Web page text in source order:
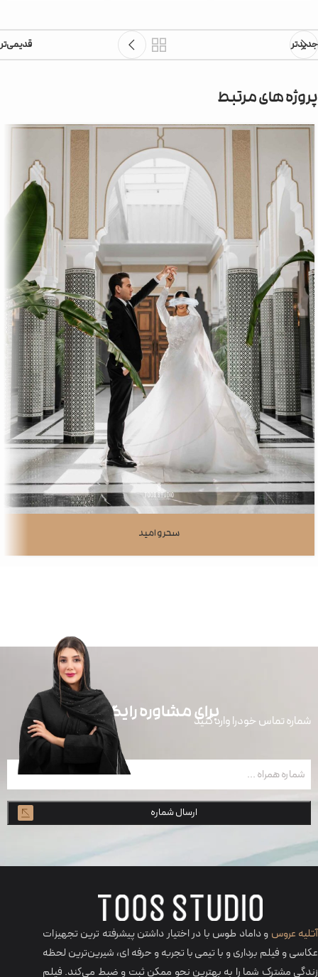
جدیدتر قدیمی‌تر
پروژه های مرتبط
سحر و امید
برای مشاوره رایگانشماره تماس خودرا وارد کنید
همراه
(ضروری)
آتلیه عروس و داماد طوس با در اختیار داشتن پیشرفته ترین تجهیزات
عکاسی و فیلم برداری و با تیمی با تجربه و حرفه‌ ای، شیرین‌ترین لحظه
زندگی مشترک شما را به بهترین نحو ممکن ثبت و ضبط می‌کند. فیلم